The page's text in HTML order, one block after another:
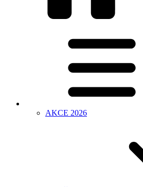
AKCE 2026